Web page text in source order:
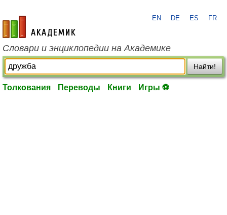
academic.ru
EN DE ES FR
Словари и энциклопедии на Академике
Найти!
Толкования Переводы Книги Игры ⚽